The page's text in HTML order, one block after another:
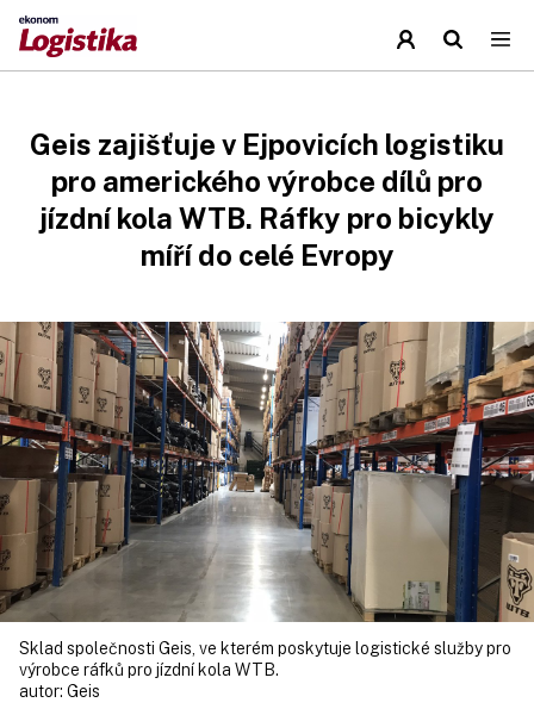
Geis zajišťuje v Ejpovicích logistiku
pro amerického výrobce dílů pro
jízdní kola WTB. Ráfky pro bicykly
míří do celé Evropy
Sklad společnosti Geis, ve kterém poskytuje logistické služby pro
výrobce ráfků pro jízdní kola WTB.
autor: Geis